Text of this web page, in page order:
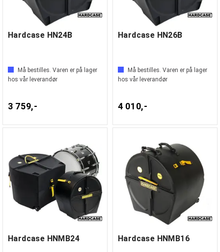
Hardcase HN24B
Må bestilles. Varen er på lager
hos vår leverandør
3 759,-
Hardcase HN26B
Må bestilles. Varen er på lager
hos vår leverandør
4 010,-
Hardcase HNMB24 Hardcase HNMB16